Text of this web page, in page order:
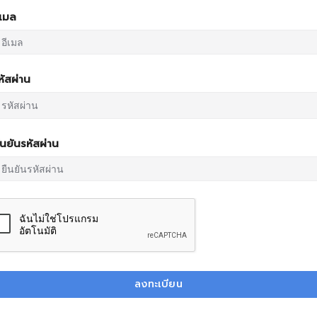
มล
สผ่าน
ยันรหัสผ่าน
ลงทะเบียน